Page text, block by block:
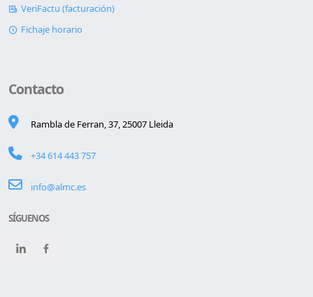
VeriFactu (facturación)
Fichaje horario
Contacto
Rambla de Ferran, 37, 25007 Lleida
+34 614 443 757
info@almc.es
SÍGUENOS